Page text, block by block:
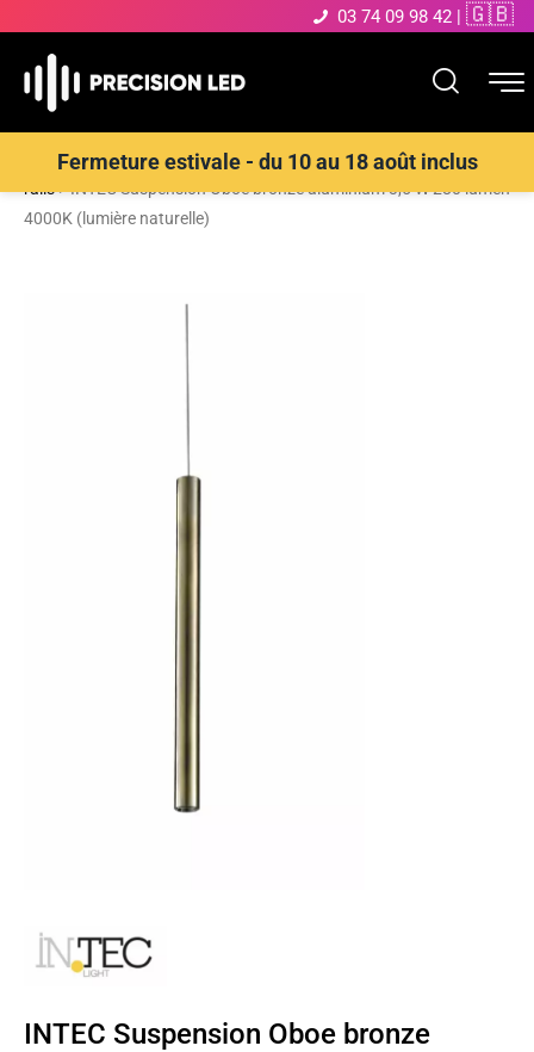
03 74 09 98 42 | 🇬🇧
Fermeture estivale - du 10 au 18 août inclus
Accueil>Boutique>ECLAIRAGE INTERIEUR LED>Spot LED sur
rails>INTEC Suspension Oboe bronze aluminium 3,5 W 280 lumen
4000K (lumière naturelle)
INTEC Suspension Oboe bronze